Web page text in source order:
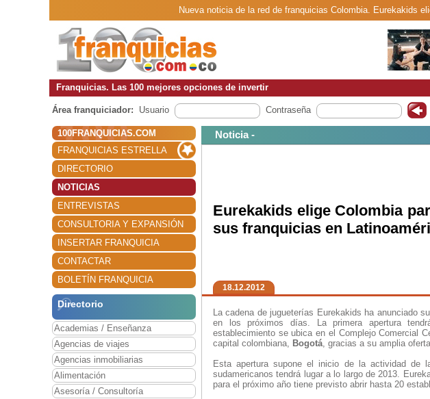
Nueva noticia de la red de franquicias Colombia. Eurekakids
Franquicias. Las 100 mejores opciones de invertir
Área franquiciador: Usuario Contraseña
100FRANQUICIAS.COM
FRANQUICIAS ESTRELLA
DIRECTORIO
NOTICIAS
ENTREVISTAS
CONSULTORIA Y EXPANSIÓN
INSERTAR FRANQUICIA
CONTACTAR
BOLETÍN FRANQUICIA
Directorio
Academias / Enseñanza
Agencias de viajes
Agencias inmobiliarias
Alimentación
Asesoría / Consultoría
Noticia -
Eurekakids elige Colombia
sus franquicias en
18.12.2012
La cadena de jugueterías Eurekakids ha anunciado
en los próximos días. La primera apertura
establecimiento se ubica en el Complejo Comercial
capital colombiana, Bogotá, gracias a su amplia
Esta apertura supone el inicio de la actividad de
sudamericanos tendrá lugar a lo largo de 2013.
para el próximo año tiene previsto abrir hasta 20